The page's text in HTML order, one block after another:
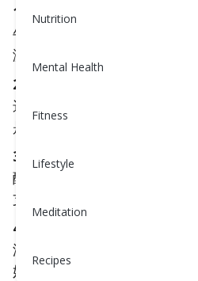
Nutrition
Mental Health
Fitness
Lifestyle
Meditation
Recipes
1. 温牛奶
牛奶中含有色氨酸，这是一
激素的氨基酸——这个激素引
2. 草药茶（洋甘菊、柠檬香蜂
这些天然不含咖啡因的茶可
是洋甘菊有舒缓效果，可能
3. 酸樱桃汁
酸樱桃是褪黑激素的自然来
支持睡眠质量，同时不会增加
4. 温水或无咖啡因的黄金牛奶
温热的液体天然具有镇静效果
奶混合）可以增加放松的好